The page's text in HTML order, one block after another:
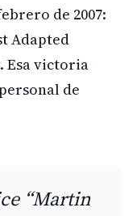
de 2007:
Adapted
Esa victoria
de
“Martin